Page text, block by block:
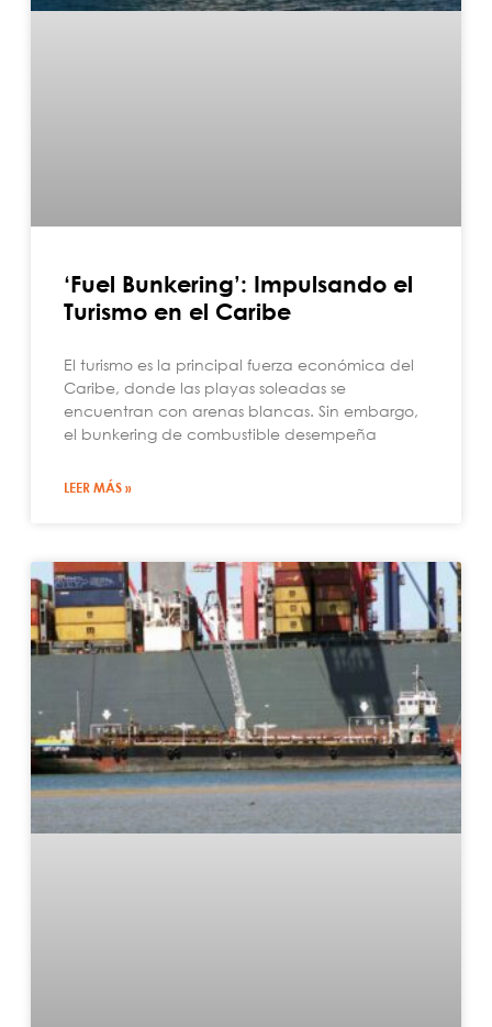
‘Fuel Bunkering’: Impulsando el
Turismo en el Caribe
El turismo es la principal fuerza económica del
Caribe, donde las playas soleadas se
encuentran con arenas blancas. Sin embargo,
el bunkering de combustible desempeña
LEER MÁS »